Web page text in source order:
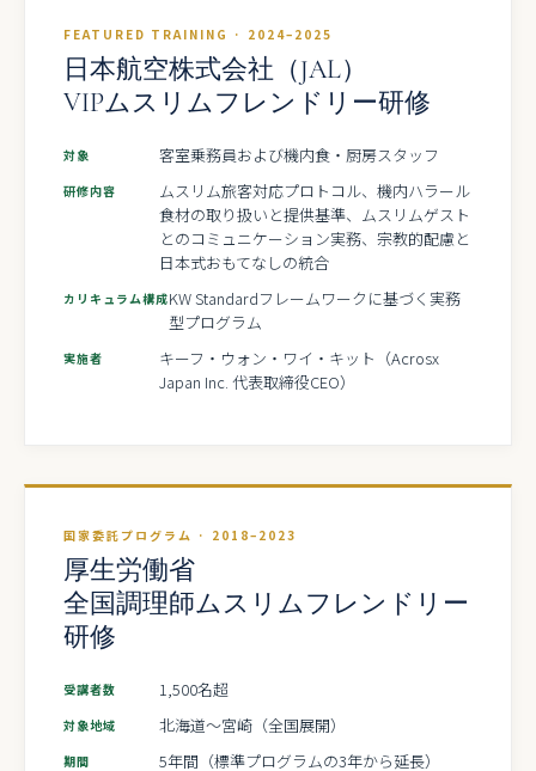
FEATURED TRAINING · 2024–2025
日本航空株式会社（JAL）
VIPムスリムフレンドリー研修
対象 客室乗務員および機内食・厨房スタッフ
研修内容
ムスリム旅客対応プロトコル、機内ハラール
食材の取り扱いと提供基準、ムスリムゲスト
とのコミュニケーション実務、宗教的配慮と
日本式おもてなしの統合
カリキュラム構成KW Standardフレームワークに基づく実務
型プログラム
実施者
キーフ・ウォン・ワイ・キット（Acrosx
Japan Inc. 代表取締役CEO）
国家委託プログラム · 2018–2023
厚生労働省
全国調理師ムスリムフレンドリー
研修
受講者数 1,500名超
対象地域 北海道〜宮崎（全国展開）
期間 5年間（標準プログラムの3年から延長）